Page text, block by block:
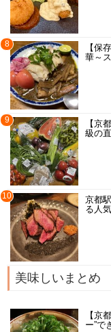
8
【保
華～
9
【京
級の
10
京都
る人
美味しいまとめ
【京
ー”で